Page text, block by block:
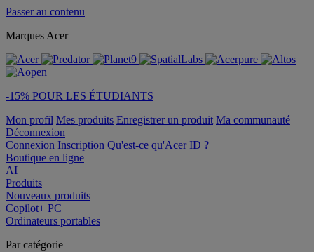
Passer au contenu
Marques Acer
-15% POUR LES ÉTUDIANTS
Mon profil Mes produits Enregistrer un produit Ma communauté
Déconnexion
Connexion Inscription Qu'est-ce qu'Acer ID ?
Boutique en ligne
AI
Produits
Nouveaux produits
Copilot+ PC
Ordinateurs portables
Par catégorie